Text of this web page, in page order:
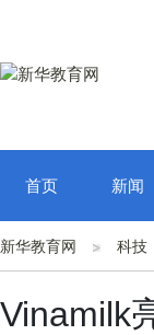
首页 新闻
新华教育网 科技
Vinamilk